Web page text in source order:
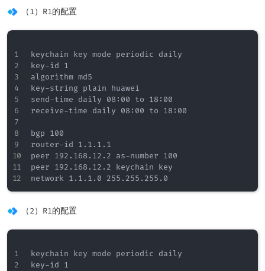
（1）R1的配置
keychain key mode periodic daily
key-id 1
algorithm md5
key-string plain huawei
send-time daily 08:00 to 18:00
receive-time daily 08:00 to 18:00
bgp 100
router-id 1.1.1.1
peer 192.168.12.2 as-number 100
peer 192.168.12.2 keychain key
（2）R1的配置
keychain key mode periodic daily
key-id 1